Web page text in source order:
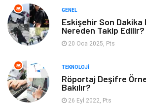
GENEL
Eskişehir Son Dakika
Nereden Takip Edilir?
20 Oca 2025, Pts
TEKNOLOJI
Röportaj Deşifre
Bakılır?
26 Eyl 2022, Pts